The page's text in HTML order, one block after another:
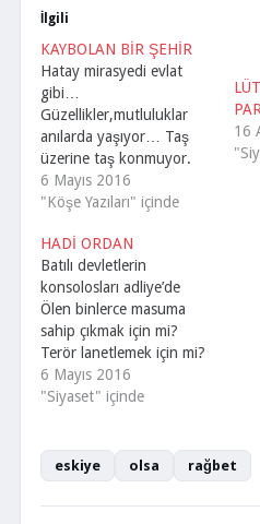
İlgili
KAYBOLAN BİR ŞEHİR
Hatay mirasyedi evlat
gibi…
Güzellikler,mutluluklar
anılarda yaşıyor… Taş
üzerine taş konmuyor.
Asi, Hatayı kokutuyor…
Belleklerdeki güzellikler
gidişata bir dur demeli…
Mutlu bir şehir, karamsar
bir şehir haline geliyor.
Bereketli
topraklar,çölleşiyor…
Gurbeti unutan bir şehir,
tekrar aş ve iş için yollara
düşüyor. Gençlik,umut ve
6 Mayıs 2016
"Köşe Yazıları" içinde
16
HADİ ORDAN
Batılı devletlerin
konsolosları adliye’de
Ölen binlerce masuma
sahip çıkmak için mi?
Terör lanetlemek için mi?
Hayır, adaletin suçlu
gördüklerine destek
vermeye çalışıyorlar.
Bunlar kimin yanında?
Bunun anlamı şu Türkiye
6 Mayıs 2016
"Siyaset" içinde
eskiye olsa rağbet